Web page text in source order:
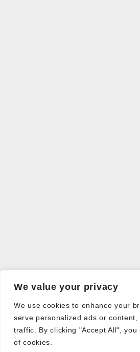
We value your privacy
We use cookies to enhance your
serve personalized ads or
traffic. By clicking "Accept All",
of cookies.